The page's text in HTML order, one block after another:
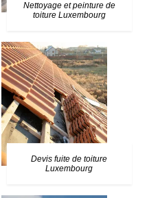
Nettoyage et peinture de
toiture Luxembourg
Devis fuite de toiture
Luxembourg